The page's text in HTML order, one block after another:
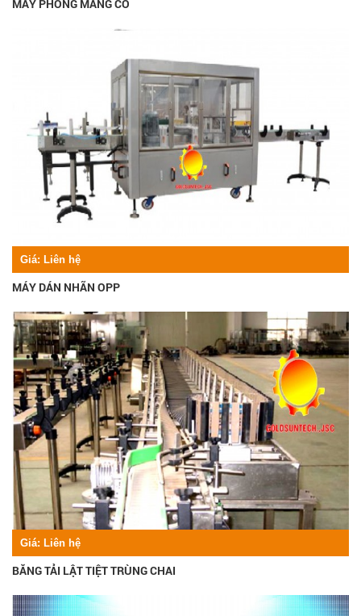
MÁY PHÓNG MÀNG CO
Giá: Liên hệ
MÁY DÁN NHÃN OPP
Giá: Liên hệ
BĂNG TẢI LẬT TIỆT TRÙNG CHAI